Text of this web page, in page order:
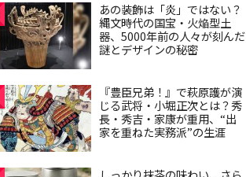
あの装飾は「炎」ではない？
縄文時代の国宝・火焔型土
器、5000年前の人々が刻んだ
謎とデザインの秘密
『豊臣兄弟！』で萩原護が演
じる武将・小堀正次とは？秀
長・秀吉・家康が重用、“出
家を重ねた実務派”の生涯